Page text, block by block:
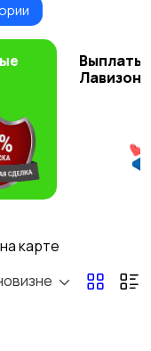
Выплаты
Лавизон
карте